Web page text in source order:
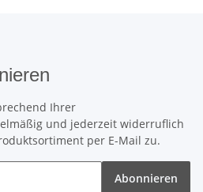
Ihrer
und jederzeit widerruflich
per E-Mail zu.
Abonnieren